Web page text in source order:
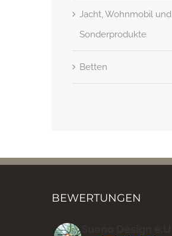
Jacht, Wohnmobil und
Sonderprodukte
Betten
BEWERTUNGEN